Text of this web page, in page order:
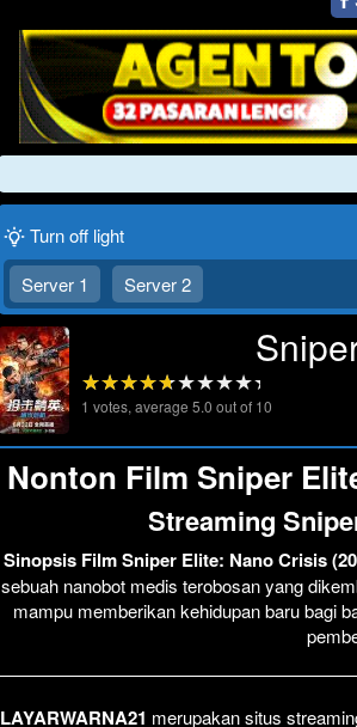
Turn off light
Server 1
Server 2
1 votes, average 5.0 out of 10
Nonton Film Sniper
Streaming
Sinopsis Film Sniper Elite: Nano Crisis
sebuah nanobot medis terobosan yang
mampu memberikan kehidupan baru bagi
LAYARWARNA21 merupakan situs